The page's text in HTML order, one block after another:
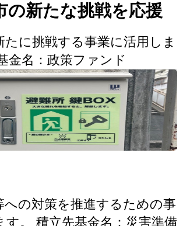
の新たな挑戦を応援
たに挑戦する事業に活用しま
金名：政策ファンド
への対策を推進するための事
す。 積立先基金名：災害準備